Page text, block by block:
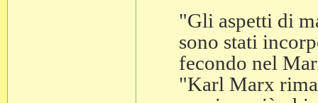
"Gli aspetti di
sono stati
fecondo nel
"Karl Marx